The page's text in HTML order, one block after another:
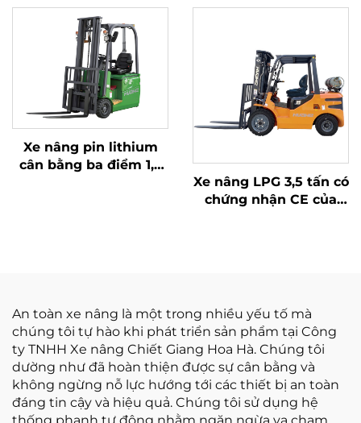
Bản chất lượng cao
Trung Quốc, giá cả
Xe nâng pin lithium
cân bằng ba điểm 1,2
Xe nâng LPG 3,5 tấn có
chứng nhận CE của
An toàn xe nâng là một trong nhiều yếu tố mà
chúng tôi tự hào khi phát triển sản phẩm tại Công
ty TNHH Xe nâng Chiết Giang Hoa Hà. Chúng tôi
dường như đã hoàn thiện được sự cân bằng và
không ngừng nỗ lực hướng tới các thiết bị an toàn
đáng tin cậy và hiệu quả. Chúng tôi sử dụng hệ
thống phanh tự động nhằm ngăn ngừa va chạm,